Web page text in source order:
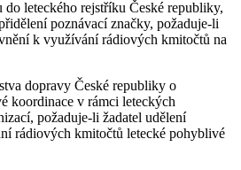
do leteckého rejstříku České republiky,
poznávací značky, požaduje-li
k využívání rádiových kmitočtů na
dopravy České republiky o
koordinace v rámci leteckých
požaduje-li žadatel udělení
rádiových kmitočtů letecké pohyblivé